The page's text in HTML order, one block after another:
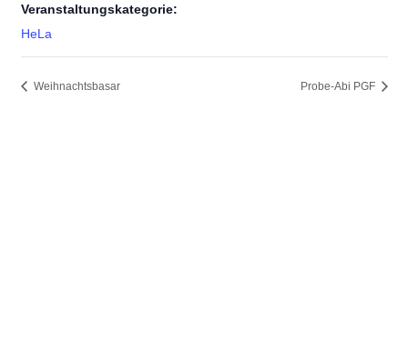
Veranstaltungskategorie:
HeLa
Weihnachtsbasar Probe-Abi PGF